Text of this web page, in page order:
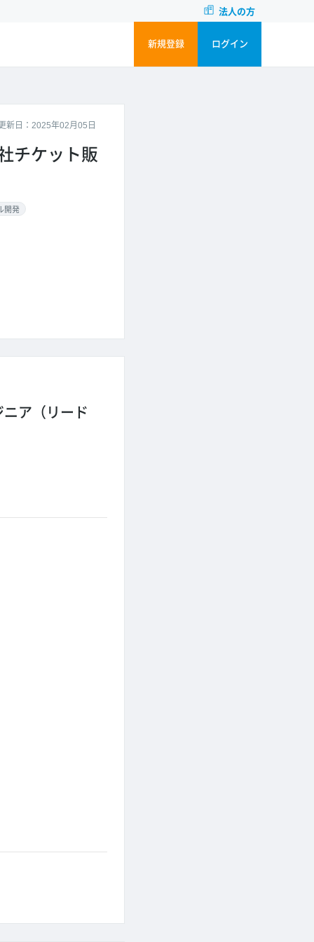
法人の方
新規登録 ログイン
新日：2025年02月05日
チケット販
開発
ア（リード